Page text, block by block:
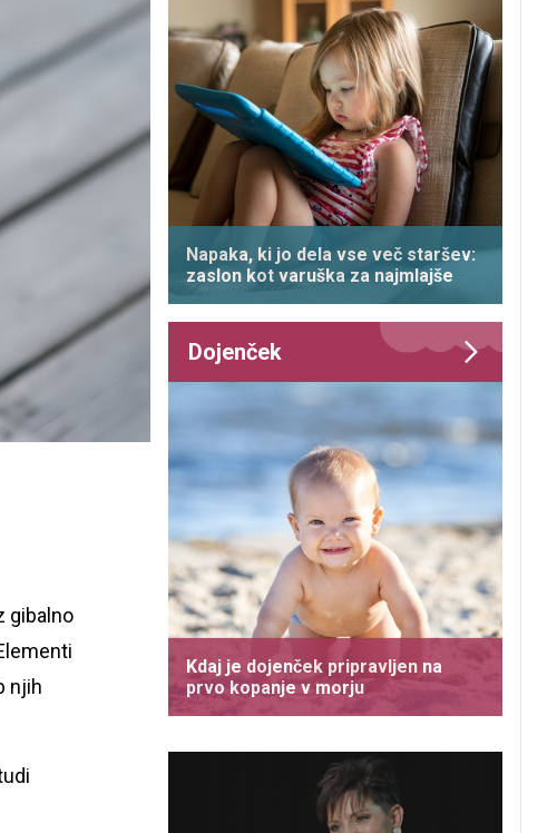
gibalno
njih
Napaka, ki jo dela vse več staršev:
zaslon kot varuška za najmlajše
Dojenček
Kdaj je dojenček pripravljen na
prvo kopanje v morju